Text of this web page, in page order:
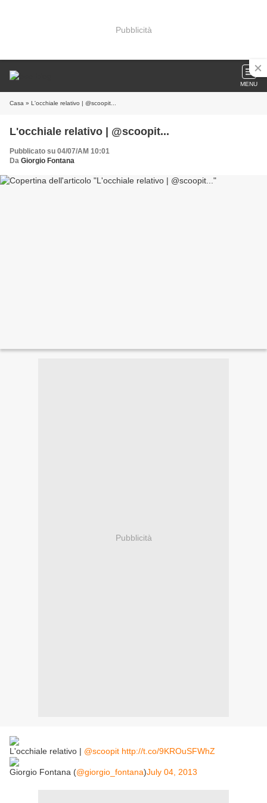
Pubblicità
MENU
Casa » L'occhiale relativo | @scoopit...
L'occhiale relativo | @scoopit...
Pubblicato su 04/07/AM 10:01
Da Giorgio Fontana
Pubblicità
L'occhiale relativo | @scoopit http://t.co/9KROuSFWhZ
Giorgio Fontana (@giorgio_fontana)July 04, 2013